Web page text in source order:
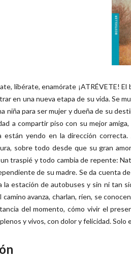
libérate, enamórate ¡ATRÉVETE!
en una nueva etapa de su vida. Se
niña para ser mujer y dueña de su
a compartir piso con su mejor
están yendo en la dirección
sobre todo desde que su gran
traspié y todo cambia de repente:
de su madre. Se da cuenta
la estación de autobuses y sin ni tan
camino avanza, charlan, ríen, se
del momento, cómo vivir el
y vivos, con dolor y felicidad. Solo